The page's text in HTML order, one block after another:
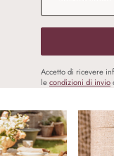
Accetto di ricevere
lecondizioni di invio